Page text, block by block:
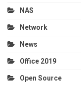
NAS
Network
News
Office 2019
Open Source